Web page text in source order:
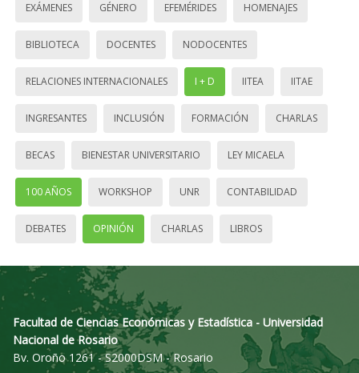
EXÁMENES GÉNERO EFEMÉRIDES HOMENAJES
BIBLIOTECA DOCENTES NODOCENTES
RELACIONES INTERNACIONALES I + D IITEA IITAE
INGRESANTES INCLUSIÓN FORMACIÓN CHARLAS
BECAS BIENESTAR UNIVERSITARIO LEY MICAELA
100 AÑOS WORKSHOP UNR CONTABILIDAD
DEBATES OPINIÓN CHARLAS LIBROS
Facultad de Ciencias Económicas y Estadística - Universidad
Nacional de Rosario
Bv. Oroño 1261 - S2000DSM - Rosario